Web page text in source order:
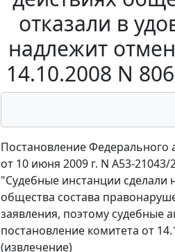
отказали в
надлежит
14.10.2008 N
Постановление Федерального
от 10 июня 2009 г. N А53-21043/
"Судебные инстанции сделали
общества состава
заявления, поэтому судебные
постановление комитета от
(извлечение)